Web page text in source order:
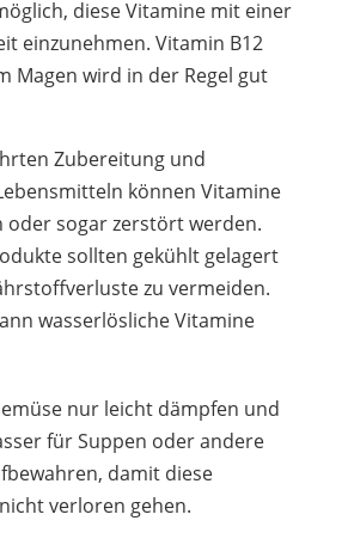
diese Vitamine mit einer
einzunehmen. Vitamin B12
Magen wird in der Regel gut
Zubereitung und
können Vitamine
oder sogar zerstört werden.
sollten gekühlt gelagert
zu vermeiden.
wasserlösliche Vitamine
nur leicht dämpfen und
für Suppen oder andere
damit diese
verloren gehen.